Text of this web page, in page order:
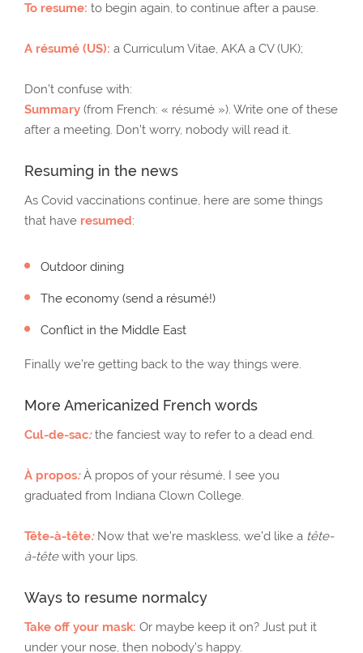
To resume: to begin again, to continue after a pause.
A résumé (US): a Curriculum Vitae, AKA a CV (UK);
Don’t confuse with:
Summary (from French: « résumé »). Write one of these
after a meeting. Don’t worry, nobody will read it.
Resuming in the news
As Covid vaccinations continue, here are some things
that have resumed:
Outdoor dining
The economy (send a résumé!)
Conflict in the Middle East
Finally we’re getting back to the way things were.
More Americanized French words
Cul-de-sac:the fanciest way to refer to a dead end.
À propos:À propos of your résumé, I see you
graduated from Indiana Clown College.
Tête-à-tête:Now that we’re maskless, we’d like a tête-
à-têtewith your lips.
Ways to resume normalcy
Take off your mask: Or maybe keep it on? Just put it
under your nose, then nobody’s happy.